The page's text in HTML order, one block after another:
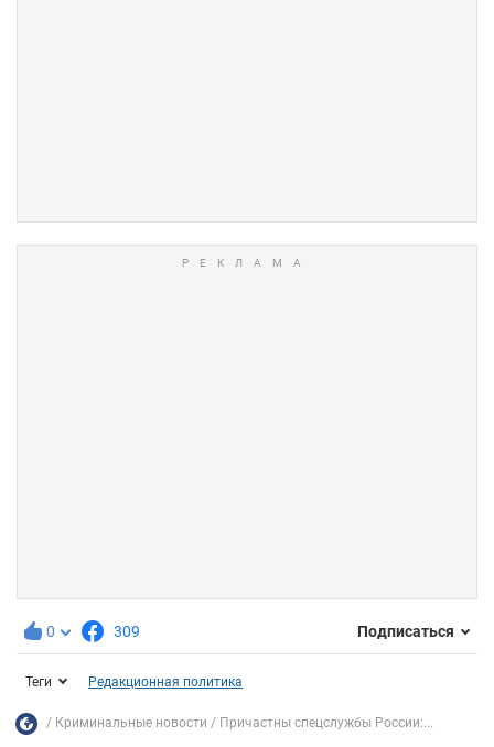
0 309 Подписаться
Теги Редакционная политика
Криминальные новости Причастны спецслужбы России:...